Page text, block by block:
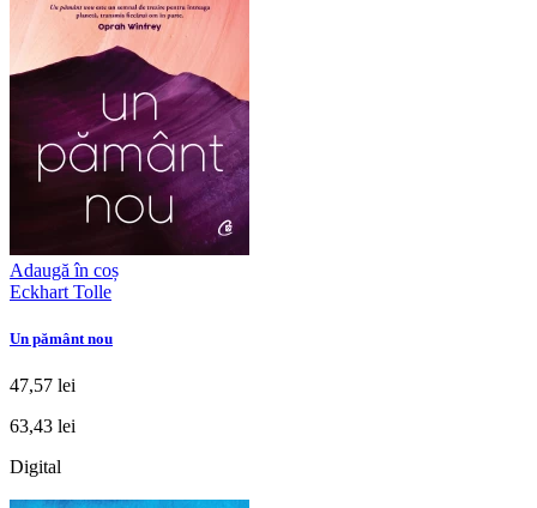
Adaugă în coș
Eckhart Tolle
Un pământ nou
47,57 lei
63,43 lei
Digital